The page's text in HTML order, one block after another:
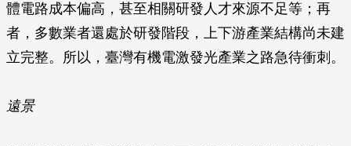
體電路成本偏高，甚至相關研發人才來源不足等；再
者，多數業者還處於研發階段，上下游產業結構尚未建
立完整。所以，臺灣有機電激發光產業之路急待衝刺。
遠景